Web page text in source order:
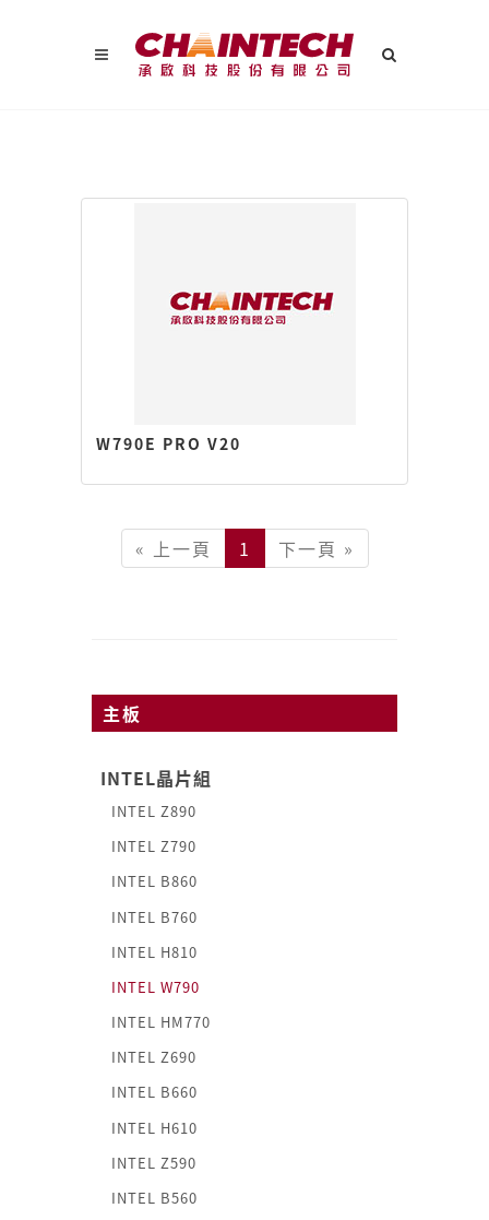
W790E PRO V20
« 上一頁 1 下一頁 »
主板
INTEL晶片組
INTEL Z890
INTEL Z790
INTEL B860
INTEL B760
INTEL H810
INTEL W790
INTEL HM770
INTEL Z690
INTEL B660
INTEL H610
INTEL Z590
INTEL B560